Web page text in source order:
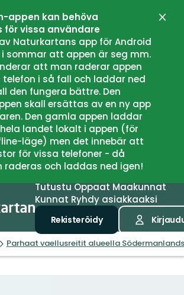
appen kan behöva
för vissa användare
Naturkartans app för Android
sommar att appen är seg mm.
att man raderar appen
telefon i så fall och laddar ned
den fungera bättre. Den
skall ersättas av en ny app
Den gamla appen laddar
landet lokalt i appen (för
läge) men det innebär att
för vissa telefoner - då
raderas och laddas ned igen!
Sulje
TutustuOppaatMaakunnat
Kunnat Ryhdy asiakkaaksi
Rekisteröidy
Parhaat vaellusreitit alueella